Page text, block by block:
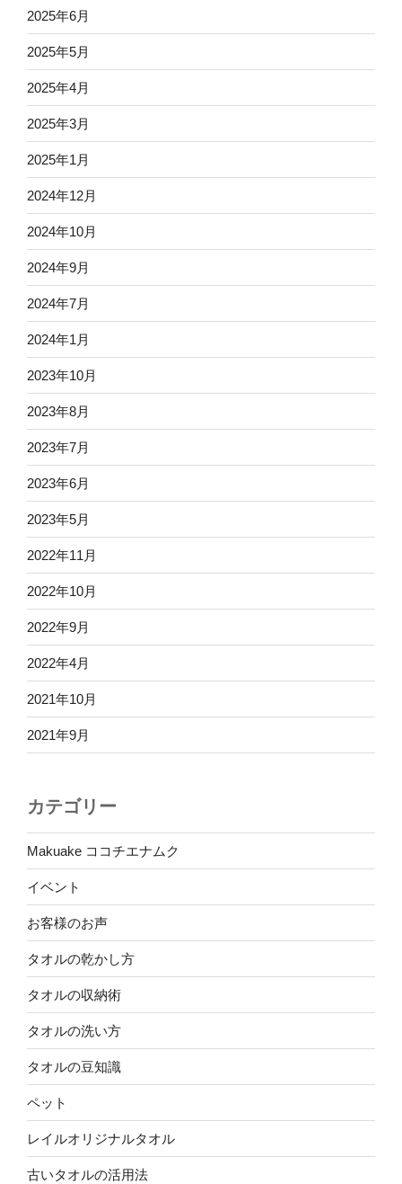
2025年6月
2025年5月
2025年4月
2025年3月
2025年1月
2024年12月
2024年10月
2024年9月
2024年7月
2024年1月
2023年10月
2023年8月
2023年7月
2023年6月
2023年5月
2022年11月
2022年10月
2022年9月
2022年4月
2021年10月
2021年9月
カテゴリー
Makuake ココチエナムク
イベント
お客様のお声
タオルの乾かし方
タオルの収納術
タオルの洗い方
タオルの豆知識
ペット
レイルオリジナルタオル
古いタオルの活用法